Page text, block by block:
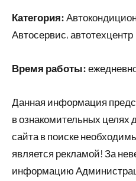
Категория:
Автосервис, автотехцентр
Время работы:
Данная информация
в ознакомительных
сайта в поиске
является рекламой! За
информацию